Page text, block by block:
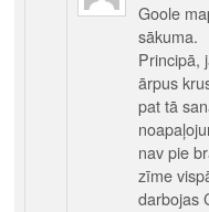
Goole
sākuma.
Principā,
ārpus
pat tā
nav pie
zīme
darbojas